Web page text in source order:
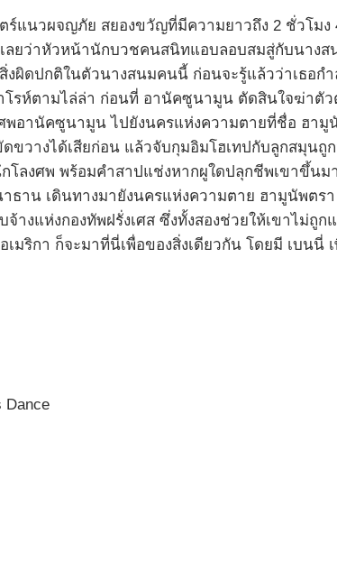
แนวผจญภัย สยองขวัญที่มีความยาวถึง 2 ชั่วโมง
ยว่าหัวหน้านักบวชคนสนิทแอบลอบสมสู่กับนาง
ผิดปกติในตัวนางสนมคนนี้ ก่อนจะรู้แล้วว่าเธอก
รห์ตามไล่ล่า ก่อนที่ อานัคซูนามูน ตัดสินใจฆ่าตั
อานัคซูนามูน ไปยังนครแห่งความตายที่ชื่อ ฮามู
ขวางได้เสียก่อน แล้วจับกุมอิมโฮเทปกับลูกสมุน
ลงศพ พร้อมคำสาปแช่งหากผูใดปลุกชีพเขาขึ้น
ธาน เดินทางมายังนครแห่งความตาย ฮามูนัพต
งแห่งกองทัพฝรั่งเศส ซึ่งทั้งสองช่วยให้เขาไม่ถู
ริกา ก็จะมาที่นี่เพื่อของสิ่งเดียวกัน โดยมี เบนนี่
Dance